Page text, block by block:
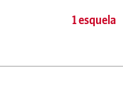
1 esquela